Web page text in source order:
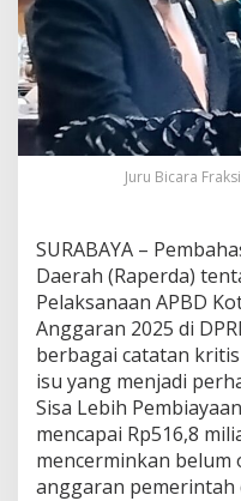
L
P
R
p
5
6
M
i
a
r
,
F
r
a
k
s
i
P
K
Juru Bicara
SURABAYA –
Daerah (Raperda)
Pelaksanaan APBD
Anggaran 2025 di
berbagai catatan
isu yang menjadi
Sisa Lebih
mencapai Rp516,8
mencerminkan belum
anggaran pemerintah